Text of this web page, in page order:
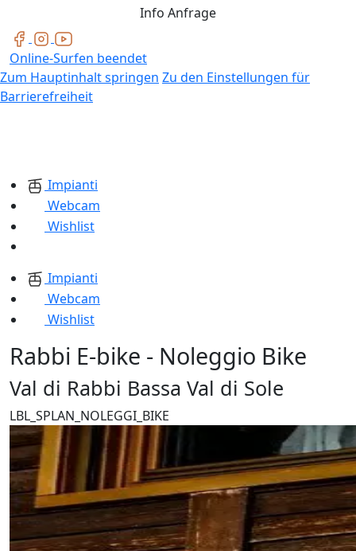
Info Anfrage
Online-Surfen beendet
Zum Hauptinhalt springen Zu den Einstellungen für
Barrierefreiheit
Impianti
Webcam
Wishlist
Impianti
Webcam
Wishlist
Rabbi E-bike - Noleggio Bike
Val di Rabbi Bassa Val di Sole
LBL_SPLAN_NOLEGGI_BIKE